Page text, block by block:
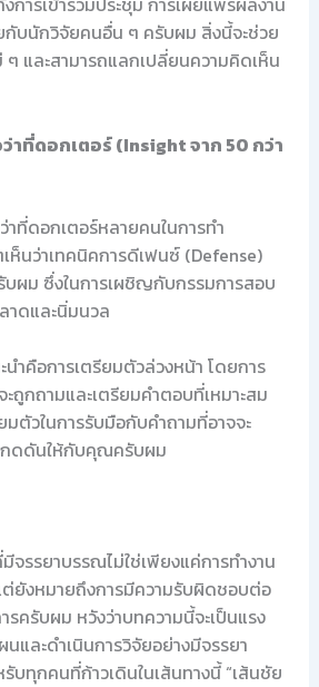
กับนักวิจัยคนอื่น ๆ ครับผม สิ่งนี้จะช่วย
และสามารถแลกเปลี่ยนความคิดเห็น
าที่ดอกเตอร์ (Insight จาก 50 กว่า
าที่ดอกเตอร์หลายคนในการทำ
นว่าเทคนิคการดีเฟนซ์ (Defense)
ผม ซึ่งในการเผชิญกับกรรมการสอบ
ดและนิ่มนวล
ำคือการเตรียมตัวล่วงหน้า โดยการ
ถูกถามและเตรียมคำตอบที่เหมาะสม
ตัวในการรับมือกับคำถามที่อาจจะ
กดดันให้กับคุณครับผม
จรรยาบรรณไม่ใช่เพียงแค่การทำงาน
ยังหมายถึงการมีความรับผิดชอบต่อ
รครับผม หวังว่าบทความนี้จะเป็นแรง
และดำเนินการวิจัยอย่างมีจรรยา
บทุกคนที่ก้าวเดินในเส้นทางนี้ “เส้นชัย